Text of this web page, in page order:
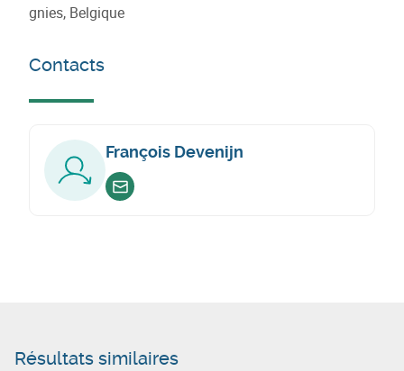
gnies, Belgique
Contacts
François Devenijn
Envoyer un email
Résultats similaires